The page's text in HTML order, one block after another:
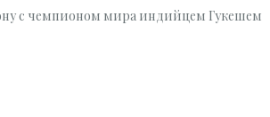
с чемпионом мира индийцем Гукешем